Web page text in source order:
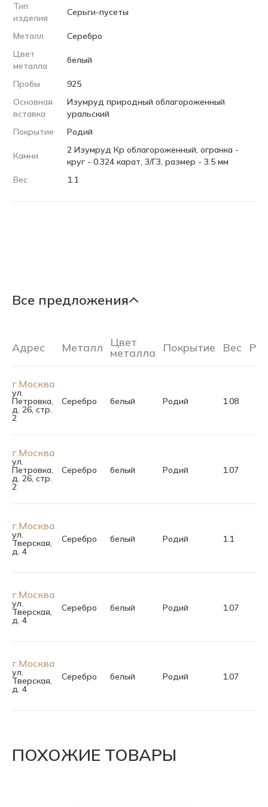
Тип
изделия
Серьги-пусеты
Металл
Серебро
Цвет
металла
белый
Пробы
925
Основная
вставка
Изумруд природный облагороженный
уральский
Покрытие
Родий
Камни
2 Изумруд Кр облагороженный, огранка -
круг - 0.324 карат, 3/Г3, размер - 3.5 мм
Вес
1.1
Все предложения
Адрес Металл Цвет
металла Покрытие Вес
г.Москва
ул.
Петровка,
д. 26, стр.
2
Серебро белый Родий 1.08
г.Москва
ул.
Петровка,
д. 26, стр.
2
Серебро белый Родий 1.07
г.Москва
ул.
Тверская,
д. 4
Серебро белый Родий 1.1
г.Москва
ул.
Тверская,
д. 4
Серебро белый Родий 1.07
г.Москва
ул.
Тверская,
д. 4
Серебро белый Родий 1.07
ПОХОЖИЕ ТОВАРЫ